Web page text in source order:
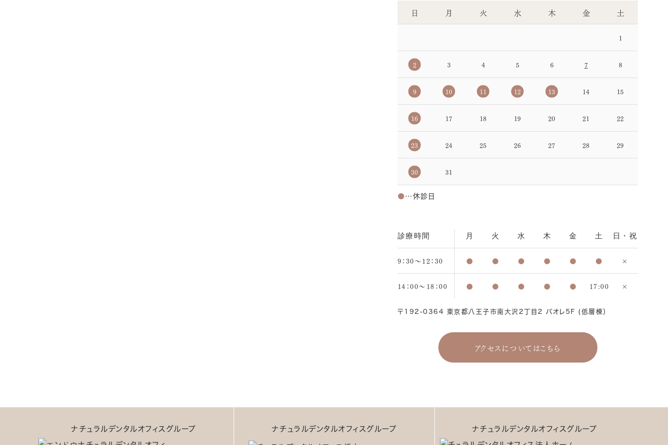
日 月 火 水 木 金 土
1
2 3 4 5 6 7 8
9 10 11 12 13 14 15
16 17 18 19 20 21 22
23 24 25 26 27 28 29
30 31
●…休診日
診療時間 月 火 水 木 金 土 日・祝
9：30～12：30 ● ● ● ● ● ● ×
14：00～18：00 ● ● ● ● ● 17:00 ×
〒192-0364 東京都八王子市南大沢2丁目2 パオレ5F (低層棟）
アクセスについてはこちら
ナチュラルデンタルオフィスグループ ナチュラルデンタルオフィスグループ ナチュラルデンタルオフィスグループ